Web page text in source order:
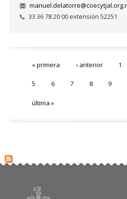
33 36 78 20 00 extensión 52251
« primera ‹ anterior 1
5 6 7 8 9
última »